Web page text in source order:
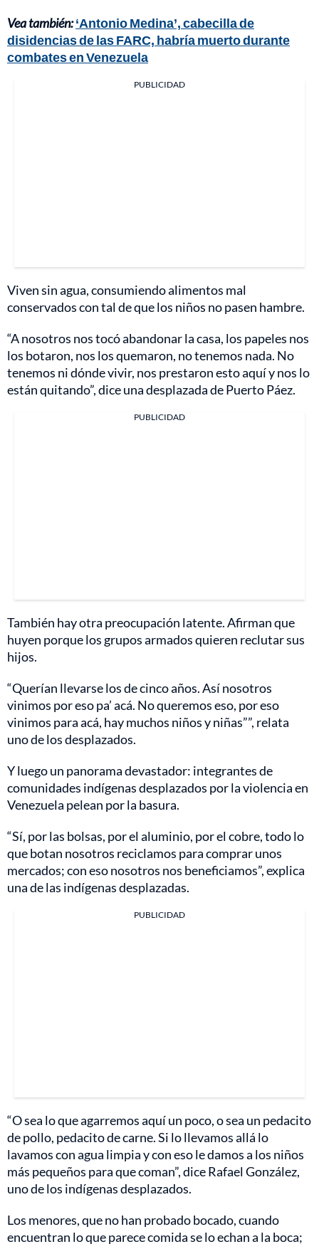
Vea también:‘Antonio Medina’, cabecilla de
disidencias de las FARC, habría muerto durante
combates en Venezuela
PUBLICIDAD
Viven sin agua, consumiendo alimentos mal
conservados con tal de que los niños no pasen hambre.
“A nosotros nos tocó abandonar la casa, los papeles nos
los botaron, nos los quemaron, no tenemos nada. No
tenemos ni dónde vivir, nos prestaron esto aquí y nos lo
están quitando”, dice una desplazada de Puerto Páez.
PUBLICIDAD
También hay otra preocupación latente. Afirman que
huyen porque los grupos armados quieren reclutar sus
hijos.
“Querían llevarse los de cinco años. Así nosotros
vinimos por eso pa’ acá. No queremos eso, por eso
vinimos para acá, hay muchos niños y niñas””, relata
uno de los desplazados.
Y luego un panorama devastador: integrantes de
comunidades indígenas desplazados por la violencia en
Venezuela pelean por la basura.
“Sí, por las bolsas, por el aluminio, por el cobre, todo lo
que botan nosotros reciclamos para comprar unos
mercados; con eso nosotros nos beneficiamos”, explica
una de las indígenas desplazadas.
PUBLICIDAD
“O sea lo que agarremos aquí un poco, o sea un pedacito
de pollo, pedacito de carne. Si lo llevamos allá lo
lavamos con agua limpia y con eso le damos a los niños
más pequeños para que coman”, dice Rafael González,
uno de los indígenas desplazados.
Los menores, que no han probado bocado, cuando
encuentran lo que parece comida se lo echan a la boca;